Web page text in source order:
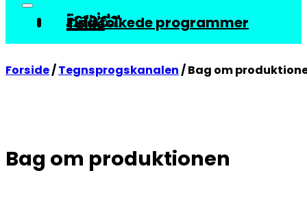
Forside
Indhold
Bag om produktionen
Find tolkede programmer
Tolke
Forside/Tegnsprogskanalen/Bag om
Bag om produktionen